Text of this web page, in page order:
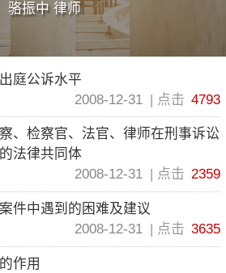
骆振中 律师
庭公诉水平
2008-12-31
点击 4793
、检察官、法官、律师在刑事诉讼
法律共同体
2008-12-31
点击 2359
件中遇到的困难及建议
2008-12-31
点击 3635
作用